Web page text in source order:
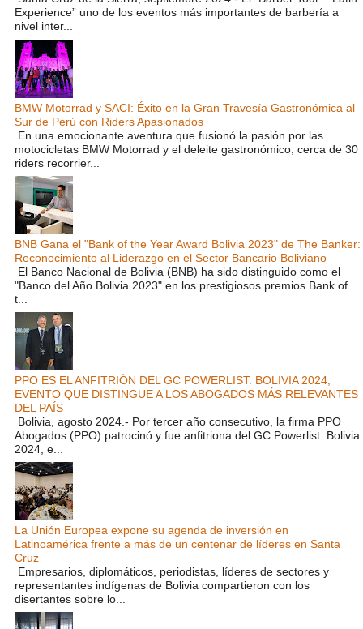
Experience” uno de los eventos más importantes de barbería a
nivel inter...
BMW Motorrad y SACI: Éxito en la Gran Travesía Gastronómica al
Sur de Perú con Riders Apasionados
En una emocionante aventura que fusionó la pasión por las
motocicletas BMW Motorrad y el deleite gastronómico, cerca de 30
riders recorrier...
BNB Gana el "Bank of the Year Award Bolivia 2023" de The Banker:
Reconocimiento al Liderazgo en el Sector Bancario Boliviano
El Banco Nacional de Bolivia (BNB) ha sido distinguido como el
"Banco del Año Bolivia 2023" en los prestigiosos premios Bank of
t...
PPO ES EL ANFITRIÓN DEL GC POWERLIST: BOLIVIA 2024,
EVENTO QUE DISTINGUE A LOS ABOGADOS MÁS RELEVANTES
DEL PAÍS
Bolivia, agosto 2024.- Por tercer año consecutivo, la firma PPO
Abogados (PPO) patrocinó y fue anfitriona del GC Powerlist: Bolivia
2024, e...
La Unión Europea expone su agenda de inversión en
Latinoamérica frente a más de un centenar de líderes en Santa
Cruz
Empresarios, diplomáticos, periodistas, líderes de sectores y
representantes indígenas de Bolivia compartieron con los
disertantes sobre lo...